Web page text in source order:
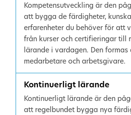
Kompetensutveckling är den
att bygga de färdigheter,
erfarenheter du behöver för att
från kurser och certifieringar till
lärande i vardagen. Den formas
medarbetare och arbetsgivare.
Kontinuerligt lärande
Kontinuerligt lärande är den
att regelbundet bygga nya